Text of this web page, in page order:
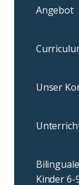
Angebot
Unser
Kinder 6-